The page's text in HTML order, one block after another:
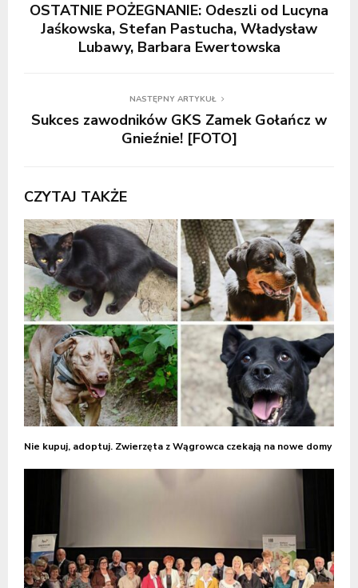
OSTATNIE POŻEGNANIE: Odeszli od Lucyna
Jaśkowska, Stefan Pastucha, Władysław
Lubawy, Barbara Ewertowska
NASTĘPNY ARTYKUŁ
Sukces zawodników GKS Zamek Gołańcz w
Gnieźnie! [FOTO]
CZYTAJ TAKŻE
Nie kupuj, adoptuj. Zwierzęta z Wągrowca czekają na nowe domy